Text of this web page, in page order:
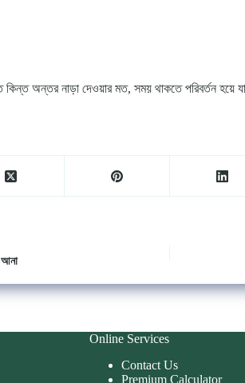
অন্তর নাড়া দেওয়ার মত, সময় থাকতে পরিবর্তন হয়ে
আনা
Online Services
Contact Us
Premium Calculator